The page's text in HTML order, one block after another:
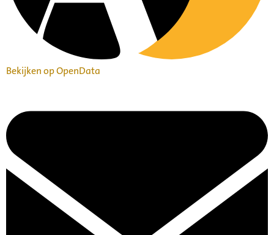
Bekijken op OpenData